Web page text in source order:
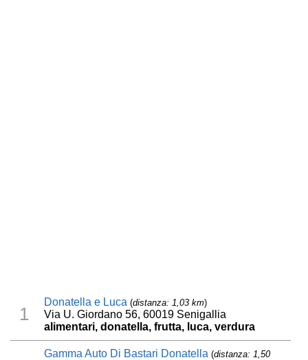
1
Donatella e Luca (distanza: 1,03 km)
Via U. Giordano 56, 60019 Senigallia
alimentari, donatella, frutta, luca, verdura
Gamma Auto Di Bastari Donatella (distanza: 1,50